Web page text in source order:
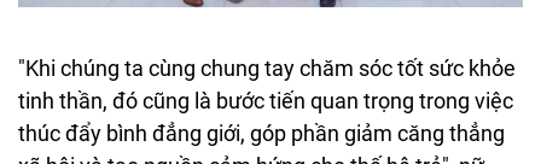
"Khi chúng ta cùng chung tay chăm sóc tốt sức khỏe
tinh thần, đó cũng là bước tiến quan trọng trong việc
thúc đẩy bình đẳng giới, góp phần giảm căng thẳng